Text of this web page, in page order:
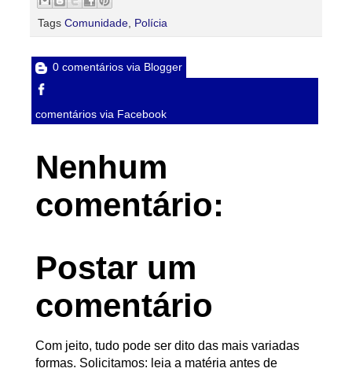
Tags Comunidade Polícia
0 comentários via Blogger
comentários via Facebook
Nenhum
comentário:
Postar um
comentário
Com jeito, tudo pode ser dito das mais variadas
formas. Solicitamos: leia a matéria antes de